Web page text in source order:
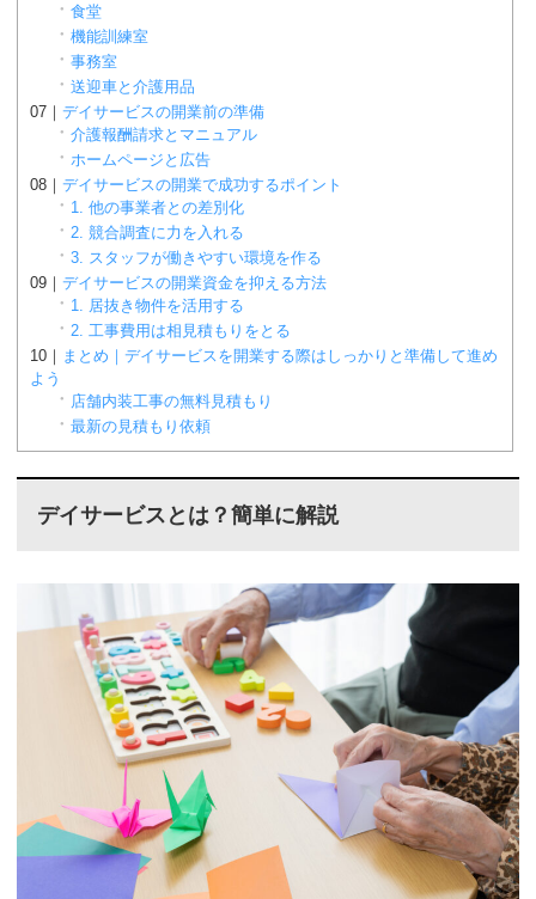
食堂
機能訓練室
事務室
送迎車と介護用品
デイサービスの開業前の準備
介護報酬請求とマニュアル
ホームページと広告
デイサービスの開業で成功するポイント
1. 他の事業者との差別化
2. 競合調査に力を入れる
3. スタッフが働きやすい環境を作る
デイサービスの開業資金を抑える方法
1. 居抜き物件を活用する
2. 工事費用は相見積もりをとる
まとめ｜デイサービスを開業する際はしっかりと準備して進め
よう
店舗内装工事の無料見積もり
最新の見積もり依頼
デイサービスとは？簡単に解説